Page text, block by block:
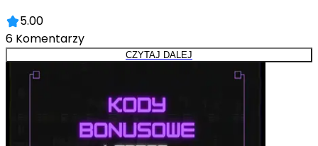
5.00
6 Komentarzy
CZYTAJ DALEJ